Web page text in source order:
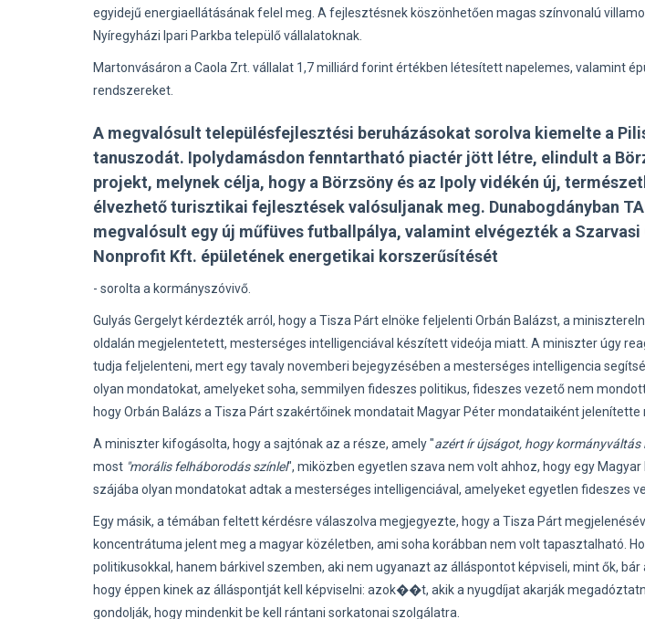
egyidejű energiaellátásának felel meg. A fejlesztésnek köszönhetően magas színvonalú
Nyíregyházi Ipari Parkba települő vállalatoknak.
Martonvásáron a Caola Zrt. vállalat 1,7 milliárd forint értékben létesített napelemes, valamint
rendszereket.
A megvalósult településfejlesztési beruházásokat sorolva kiemelte a
tanuszodát. Ipolydamásdon fenntartható piactér jött létre, elindult a
projekt, melynek célja, hogy a Börzsöny és az Ipoly vidékén új,
élvezhető turisztikai fejlesztések valósuljanak meg. Dunabogdányban
megvalósult egy új műfüves futballpálya, valamint elvégezték a
Nonprofit Kft. épületének energetikai korszerűsítését
- sorolta a kormányszóvivő.
Gulyás Gergelyt kérdezték arról, hogy a Tisza Párt elnöke feljelenti Orbán Balázst, a
oldalán megjelentetett, mesterséges intelligenciával készített videója miatt. A miniszter úgy
tudja feljelenteni, mert egy tavaly novemberi bejegyzésében a mesterséges intelligencia
olyan mondatokat, amelyeket soha, semmilyen fideszes politikus, fideszes vezető nem
hogy Orbán Balázs a Tisza Párt szakértőinek mondatait Magyar Péter mondataiként jelenítette
A miniszter kifogásolta, hogy a sajtónak az a része, amely "azért ír újságot, hogy
most "morális felháborodás színlel", miközben egyetlen szava nem volt ahhoz, hogy egy
szájába olyan mondatokat adtak a mesterséges intelligenciával, amelyeket egyetlen fideszes
Egy másik, a témában feltett kérdésre válaszolva megjegyezte, hogy a Tisza Párt
koncentrátuma jelent meg a magyar közéletben, ami soha korábban nem volt tapasztalható.
politikusokkal, hanem bárkivel szemben, aki nem ugyanazt az álláspontot képviseli, mint ők,
hogy éppen kinek az álláspontját kell képviselni: azok��t, akik a nyugdíjat akarják
gondolják, hogy mindenkit be kell rántani sorkatonai szolgálatra.